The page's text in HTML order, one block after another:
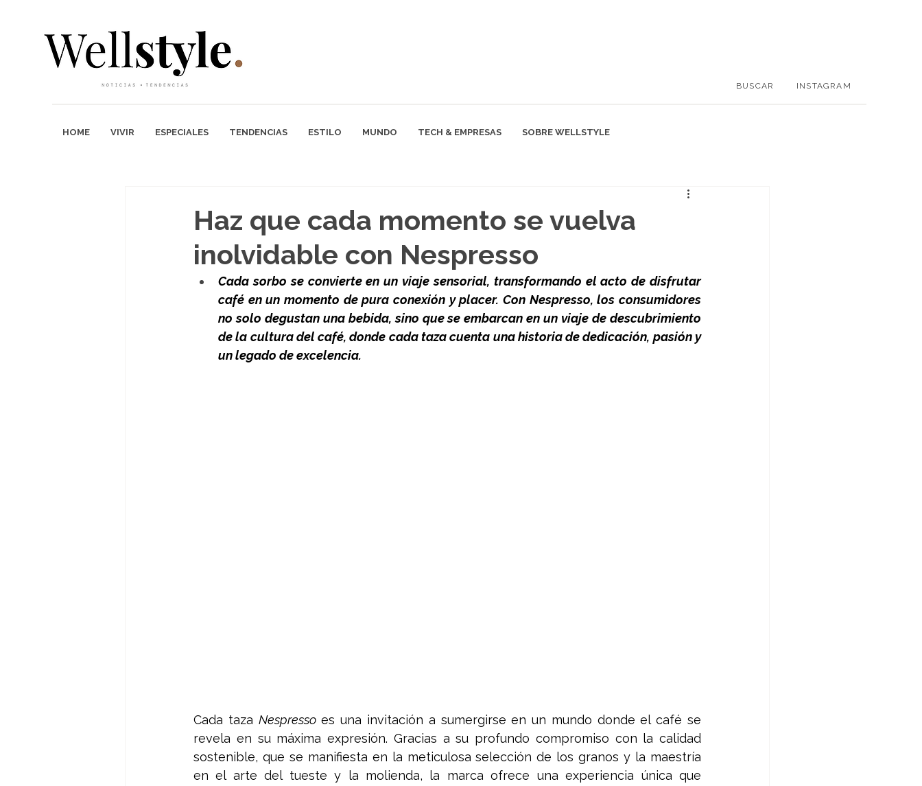
BUSCAR INSTAGRAM
HOME VIVIR ESPECIALES TENDENCIAS ESTILO MUNDO TECH & EMPRESAS SOBRE WELLSTYLE
Haz que cada momento se vuelva
inolvidable con Nespresso
Cada sorbo se convierte en un viaje sensorial, transformando el acto de disfrutar
café en un momento de pura conexión y placer. Con Nespresso, los consumidores
no solo degustan una bebida, sino que se embarcan en un viaje de descubrimiento
de la cultura del café, donde cada taza cuenta una historia de dedicación, pasión y
un legado de excelencia.
Cada taza Nespresso es una invitación a sumergirse en un mundo donde el café se
revela en su máxima expresión. Gracias a su profundo compromiso con la calidad
sostenible, que se manifiesta en la meticulosa selección de los granos y la maestría
en el arte del tueste y la molienda, la marca ofrece una experiencia única que